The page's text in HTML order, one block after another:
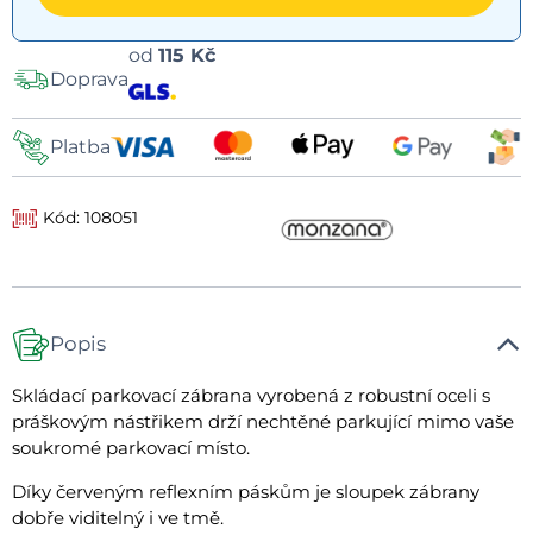
Doprava
od 115 Kč
Platba
Kód: 108051
Popis
Skládací parkovací zábrana vyrobená z robustní oceli s
práškovým nástřikem drží nechtěné parkující mimo vaše
soukromé parkovací místo.
Díky červeným reflexním páskům je sloupek zábrany
dobře viditelný i ve tmě.